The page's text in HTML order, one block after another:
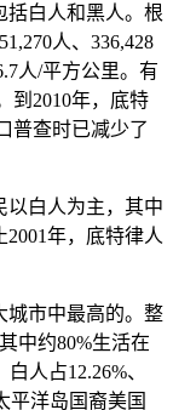
括白人和黑人。根
人、336,428
人/平方公里。有
到2010年，底特
普查时已减少了
以白人为主，其中
年，底特律人
城市中最高的。整
中约80%生活在
人占12.26%、
平洋岛国裔美国